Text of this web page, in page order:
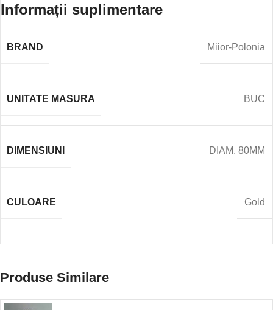
Informații suplimentare
BRAND Miior-Polonia
UNITATE MASURA BUC
DIMENSIUNI DIAM. 80MM
CULOARE Gold
Produse Similare